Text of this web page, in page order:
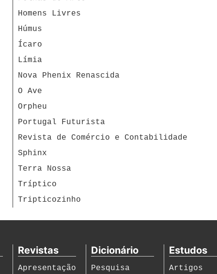
Homens Livres
Húmus
Ícaro
Límia
Nova Phenix Renascida
O Ave
Orpheu
Portugal Futurista
Revista de Comércio e Contabilidade
Sphinx
Terra Nossa
Tríptico
Tripticozinho
Revistas
Apresentação
Dicionário
Pesquisa
Estudos
Artigos